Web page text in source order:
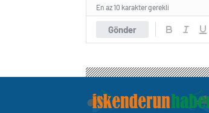
Gönder
En az 10 karakter gerekli